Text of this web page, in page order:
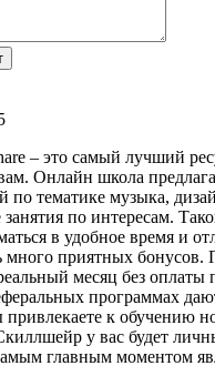
– это самый лучший
Онлайн школа
по тематике музыка,
занятия по интересам.
в удобное время и
много приятных бонусов.
месяц без оплаты
программах
привлекаете к обучению
у вас будет
главным моментом